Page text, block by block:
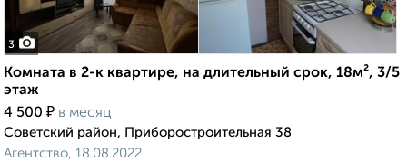
3
Комната в 2-к квартире, на длительный срок, 18м², 3/5
этаж
4 500 ₽ в месяц
Советский район, Приборостроительная 38
Агентство, 18.08.2022